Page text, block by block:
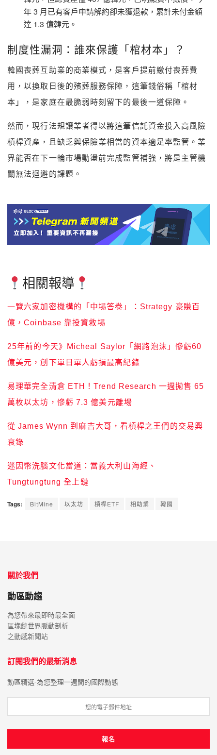
年 3 月已有客戶申請解約卻未獲退款，累計未付金額
達 1.3 億韓元。
制度性漏洞：誰來保護「棺材本」？
韓國喪葬互助業的商業模式，是客戶提前繳付喪葬費
用，以換取日後的殯葬服務保障，這筆錢俗稱「棺材
本」，是家庭在最脆弱時刻留下的最後一道保障。
然而，現行法規讓業者得以將這筆信託資金投入高風險
槓桿資產，且缺乏與保險業相當的資本適足率監管。業
界能否在下一輪市場動盪前完成監管補強，將是主管機
關無法迴避的課題。
相關報導
一覽六家加密機構的「中場答卷」：Strategy 豪賺百
億，Coinbase 靠投資救場
25年前的今天》Micheal Saylor「網路泡沫」慘虧60
億美元，創下單日單人虧損最高紀錄
易理華完全清倉 ETH！Trend Research 一週拋售 65
萬枚以太坊，慘虧 7.3 億美元離場
從 James Wynn 到麻吉大哥，看槓桿之王們的交易興
衰錄
迷因幣洗腦文化當道：當義大利山海經、
Tungtungtung 全上鏈
Tags: BitMine 以太坊 槓桿ETF 相助業 韓國
關於我們
動區動趨
為您帶來最即時最全面
區塊鏈世界脈動剖析
之動感新聞站
訂閱我們的最新消息
動區精選-為您整理一週間的國際動態